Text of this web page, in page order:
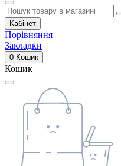
Кабінет
Порівняння
Закладки
0 Кошик
Кошик